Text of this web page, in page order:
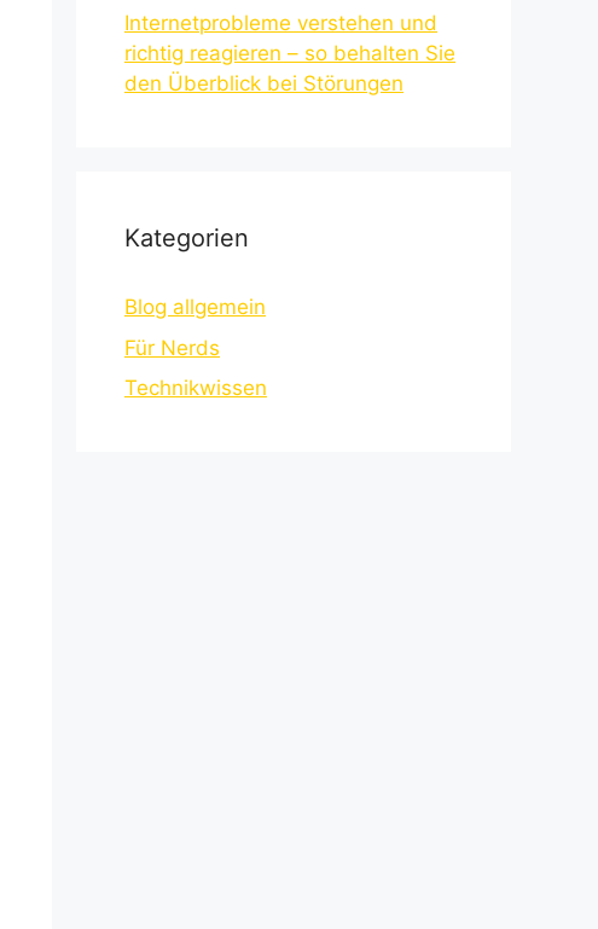
Internetprobleme verstehen und
richtig reagieren – so behalten Sie
den Überblick bei Störungen
Kategorien
Blog allgemein
Für Nerds
Technikwissen